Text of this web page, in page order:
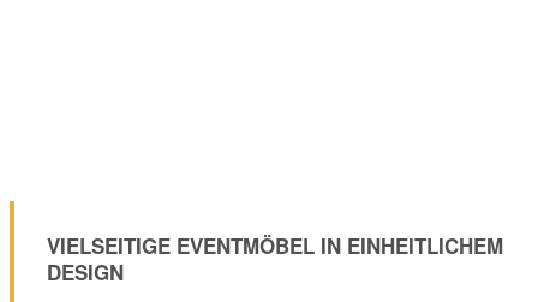
VIELSEITIGE EVENTMÖBEL IN EINHEITLICHEM
DESIGN